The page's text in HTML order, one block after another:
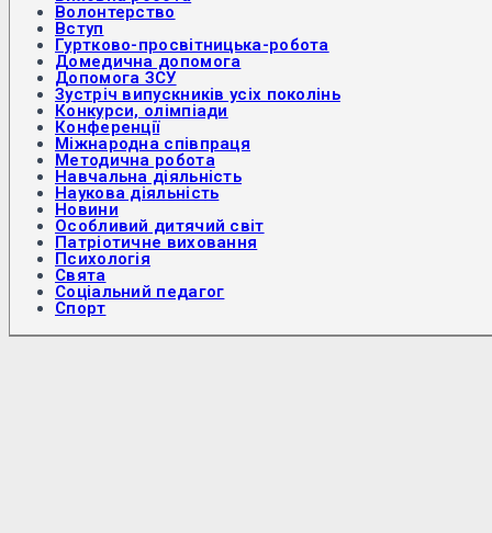
Волонтерство
Вступ
Гуртково-просвітницька-робота
Домедична допомога
Допомога ЗСУ
Зустріч випускників усіх поколінь
Конкурси, олімпіади
Конференції
Міжнародна співпраця
Методична робота
Навчальна діяльність
Наукова діяльність
Новини
Особливий дитячий світ
Патріотичне виховання
Психологія
Свята
Соціальний педагог
Спорт